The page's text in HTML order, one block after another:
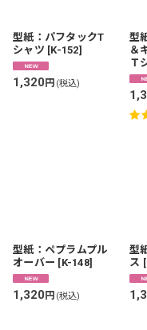
型紙：パフタックT
シャツ [K-152]
1,320円 (税込)
型
＆
Ｔ
型紙：ペプラムプル
オーバー [K-148]
1,320円 (税込)
型
ス [